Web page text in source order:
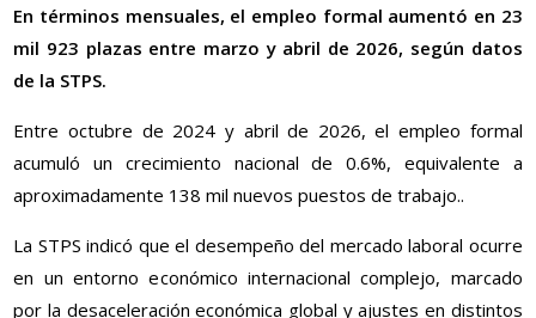
En términos mensuales, el empleo formal aumentó en 23
mil 923 plazas entre marzo y abril de 2026, según datos
de la STPS.
Entre octubre de 2024 y abril de 2026, el empleo formal
acumuló un crecimiento nacional de 0.6%, equivalente a
aproximadamente 138 mil nuevos puestos de trabajo..
La STPS indicó que el desempeño del mercado laboral ocurre
en un entorno económico internacional complejo, marcado
por la desaceleración económica global y ajustes en distintos